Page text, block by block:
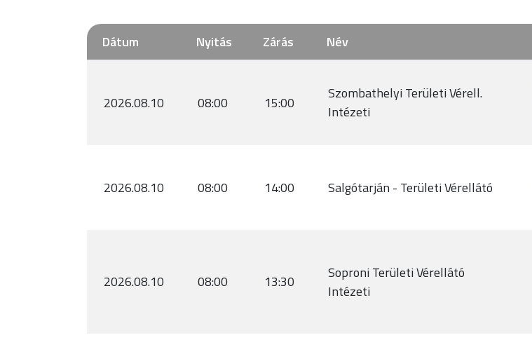
Dátum Nyitás Zárás Név
2026.08.10 08:00 15:00
Szombathelyi Területi Vérell.
Intézeti
2026.08.10 08:00 14:00 Salgótarján - Területi Vérellátó
2026.08.10 08:00 13:30
Soproni Területi Vérellátó
Intézeti